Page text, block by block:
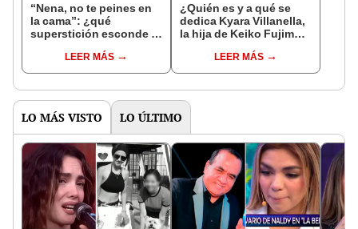
“Nena, no te peines en
la cama”: ¿qué
superstición esconde la
Enanitos Verdes?
LEER MÁS
¿Quién es y a qué se
dedica Kyara Villanella,
la hija de Keiko Fujimori
nivel nacional?
LEER MÁS
LO MÁS VISTO LO ÚLTIMO